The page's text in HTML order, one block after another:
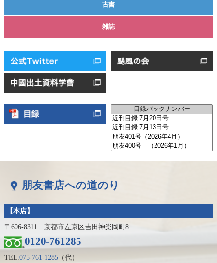
古書
雑誌
朋友書店への道のり
【本店】
〒606-8311 京都市左京区吉田神楽岡町8
0120-761285
TEL.075-761-1285（代）